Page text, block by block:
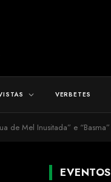
VERBETES
de Mel Inusitada” e “Basma”
EVENTOS